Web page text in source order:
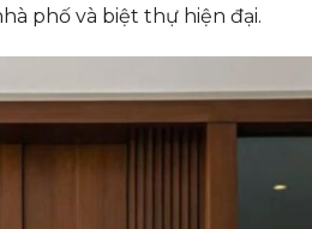
phố và biệt thự hiện đại.